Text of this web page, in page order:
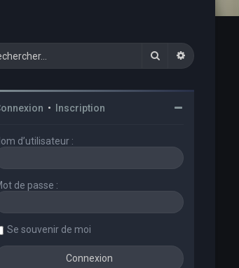
Rechercher
• Inscription
d’utilisateur :
de passe :
Se souvenir de moi